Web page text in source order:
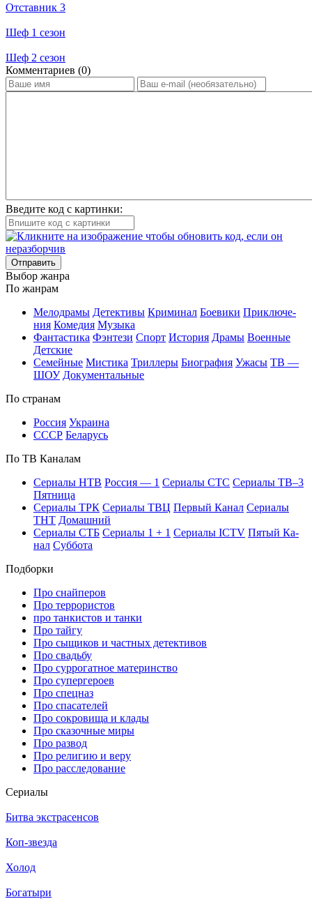
Отставник 3
Шеф 1 сезон
Шеф 2 сезон
Ком­мен­та­ри­ев (0)
Введите код с картинки:
Отправить
Вы­бор жан­ра
По жан­рам
Ме­ло­дра­мы Де­тек­ти­вы Кри­ми­нал Бое­ви­ки При­клю­че­
ния Ко­ме­дия Му­зы­ка
Фан­та­сти­ка Фэн­те­зи Спорт Ис­то­рия Дра­мы Во­ен­ные
Дет­ские
Се­мей­ные Мис­ти­ка Трил­ле­ры Био­гра­фия Ужа­сы ТВ —
ШОУ До­ку­мен­таль­ные
По стра­нам
Рос­сия Ук­раи­на
СССР Бе­ла­русь
По ТВ Ка­на­лам
Се­риа­лы НТВ Рос­сия — 1 Се­риа­лы СТС Се­риа­лы ТВ–3
Пят­ни­ца
Се­риа­лы ТРК Се­риа­лы ТВЦ Пер­вый Ка­нал Се­риа­лы
ТНТ До­маш­ний
Се­риа­лы СТБ Се­риа­лы 1 + 1 Се­риа­лы ICTV Пя­тый Ка­
нал Суб­бо­та
Подборки
Про снайперов
Про террористов
про танкистов и танки
Про тайгу
Про сыщиков и частных детективов
Про свадьбу
Про суррогатное материнство
Про супергероев
Про спецназ
Про спасателей
Про сокровища и клады
Про сказочные миры
Про развод
Про религию и веру
Про расследование
Се­риа­лы
Битва экстрасенсов
Коп-звезда
Холод
Богатыри